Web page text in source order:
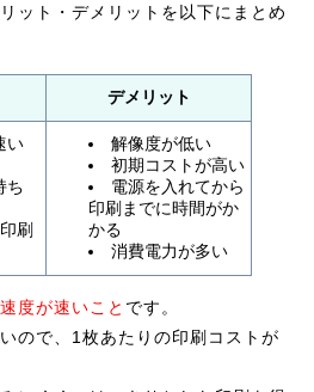
ット・デメリットを以下にまとめ
デメリット
い
ち
刷
解像度が低い
初期コストが高い
電源を入れてから
印刷までに時間がか
かる
消費電力が多い
度が速いこと です。
ので、1枚あたりの印刷コストが